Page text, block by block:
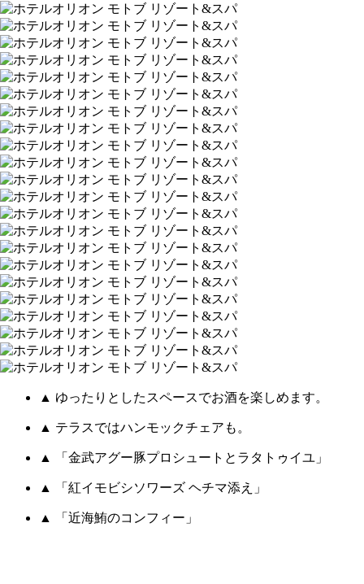
▲ ゆったりとしたスペースでお酒を楽しめます。
▲ テラスではハンモックチェアも。
▲ 「金武アグー豚プロシュートとラタトゥイユ」
▲ 「紅イモビシソワーズ ヘチマ添え」
▲ 「近海鮪のコンフィー」